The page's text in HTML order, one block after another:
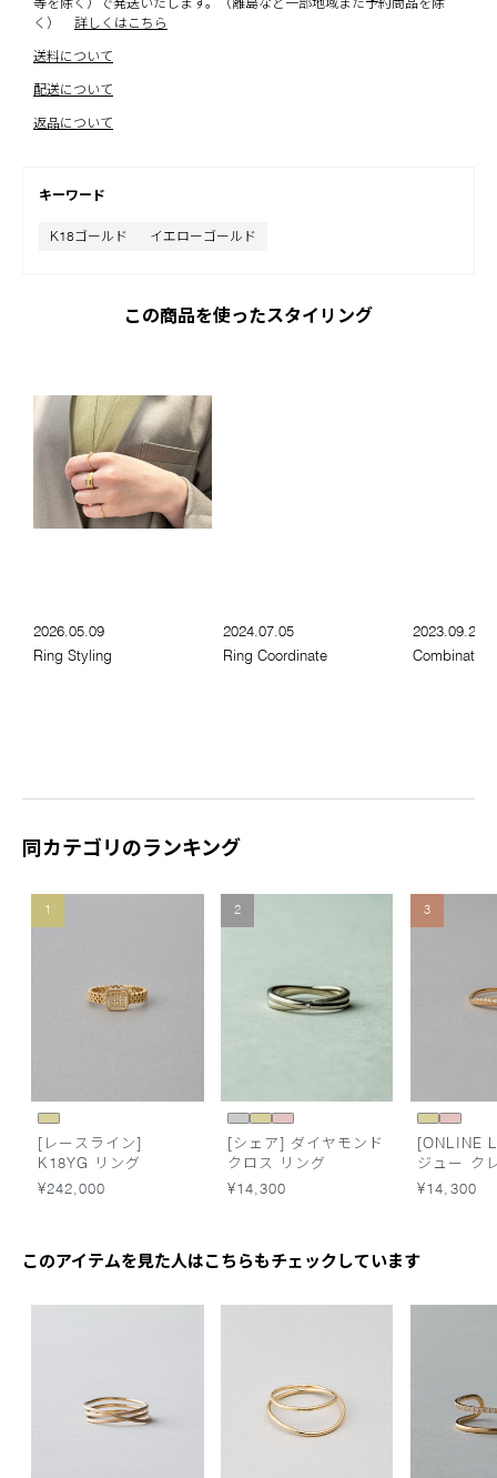
く）
詳しくはこちら
送料について
配送について
返品について
キーワード
K18ゴールド イエローゴールド
この商品を使ったスタイリング
2026.05.09
Ring Styling
2024.07.05
Ring Coordinate
2023.09.20
同カテゴリのランキング
1
[レースライン]
K18YG リング
¥242,000
2
[シェア] ダイヤモンド
クロス リング
¥14,300
3
[ONLINE
ジュー ク
ーン リン
¥14,300
このアイテムを見た人はこちらもチェックしています